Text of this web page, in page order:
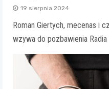
19 sierpnia 2024
Roman Giertych, mecenas i
wzywa do pozbawienia